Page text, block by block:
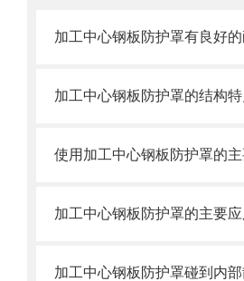
使用加工中心钢板防护罩的主